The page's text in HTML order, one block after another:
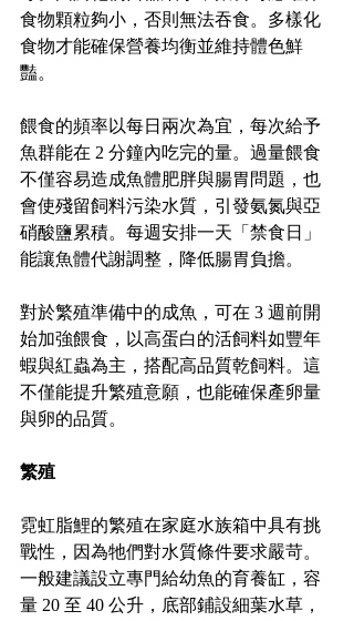
食物顆粒夠小，否則無法吞食。多樣化
食物才能確保營養均衡並維持體色鮮
豔。
餵食的頻率以每日兩次為宜，每次給予
魚群能在 2 分鐘內吃完的量。過量餵食
不僅容易造成魚體肥胖與腸胃問題，也
會使殘留飼料污染水質，引發氨氮與亞
硝酸鹽累積。每週安排一天「禁食日」
能讓魚體代謝調整，降低腸胃負擔。
對於繁殖準備中的成魚，可在 3 週前開
始加強餵食，以高蛋白的活飼料如豐年
蝦與紅蟲為主，搭配高品質乾飼料。這
不僅能提升繁殖意願，也能確保產卵量
與卵的品質。
繁殖
霓虹脂鯉的繁殖在家庭水族箱中具有挑
戰性，因為牠們對水質條件要求嚴苛。
一般建議設立專門給幼魚的育養缸，容
量 20 至 40 公升，底部鋪設細葉水草，